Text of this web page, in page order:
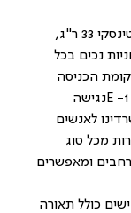
חניה לנכים - החניון נימצא ברחוב ז'בוטינסקי 33 ר"ג,
נכים בכל
הכניסה
לאנשים
מכל סוג
ומאפשרים
כולל תאורה